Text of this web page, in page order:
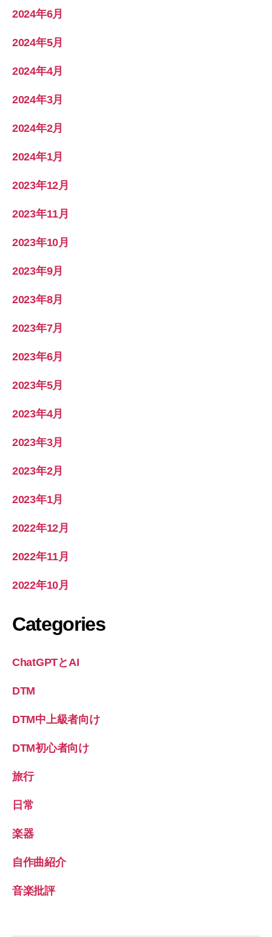
2024年6月
2024年5月
2024年4月
2024年3月
2024年2月
2024年1月
2023年12月
2023年11月
2023年10月
2023年9月
2023年8月
2023年7月
2023年6月
2023年5月
2023年4月
2023年3月
2023年2月
2023年1月
2022年12月
2022年11月
2022年10月
Categories
ChatGPTとAI
DTM
DTM中上級者向け
DTM初心者向け
旅行
日常
楽器
自作曲紹介
音楽批評